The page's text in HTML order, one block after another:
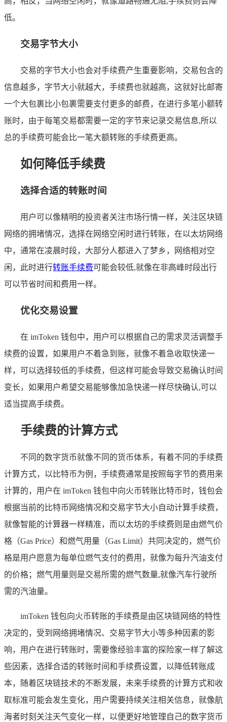
低。
交易字节大小
交易的字节大小也会对手续费产生重要影响，交易包含的
信息越多，字节大小就越大，手续费也就越高，这就好比邮寄
一个大包裹比小包裹需要支付更多的邮费，在进行多笔小额转
账时，由于每笔交易都需要一定的字节来记录交易信息,所以
总的手续费可能会比一笔大额转账的手续费更高。
如何降低手续费
选择合适的转账时间
用户可以像精明的投资者关注市场行情一样，关注区块链
网络的拥堵情况，选择在网络空闲时进行转账，在以太坊网络
中，通常在凌晨时段，大部分人都进入了梦乡，网络相对空
闲，此时进行转账手续费可能会较低,就像在非高峰时段出行
可以节省时间和费用一样。
优化交易设置
在 imToken 钱包中，用户可以根据自己的需求灵活调整手
续费的设置，如果用户不着急到账，就像不着急收取快递一
样，可以选择较低的手续费，但这样可能会导致交易确认时间
变长，如果用户希望交易能够像加急快递一样尽快确认,可以
适当提高手续费。
手续费的计算方式
不同的数字货币就像不同的货币体系，有着不同的手续费
计算方式，以比特币为例，手续费通常是按照每字节的费用来
计算的，用户在 imToken 钱包中向火币转账比特币时，钱包会
根据当前的比特币网络情况和交易字节大小自动计算手续费，
就像智能的计算器一样精准，而以太坊的手续费则是由燃气价
格（Gas Price）和燃气用量（Gas Limit）共同决定的，燃气价
格是用户愿意为每单位燃气支付的费用，就像为每升汽油支付
的价格；燃气用量则是交易所需的燃气数量,就像汽车行驶所
需的汽油量。
imToken 钱包向火币转账的手续费是由区块链网络的特性
决定的，受到网络拥堵情况、交易字节大小等多种因素的影
响，用户在进行转账时，需要像经验丰富的探险家一样了解这
些因素，选择合适的转账时间和手续费设置，以降低转账成
本，随着区块链技术的不断发展，未来手续费的计算方式和收
取标准可能会发生变化，用户需要持续关注相关信息，就像航
海者时刻关注天气变化一样，以便更好地管理自己的数字货币